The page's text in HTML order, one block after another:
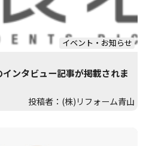
イベント・お知らせ
インタビュー記事が掲載されま
投稿者：(株)リフォーム青山